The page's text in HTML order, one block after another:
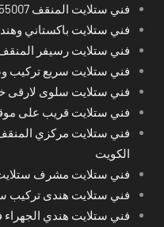
فني ستلايت المنقف 94955007
فني ستلايت باكستاني
فني ستلايت رسيفر
فني ستلايت سريع تركيب
فني ستلايت سلوى لارقى
فني ستلايت قريب على
الكويت
فني ستلايت مشرف
فني ستلايت هندى تركيب
فني ستلايت هندي الجهراء